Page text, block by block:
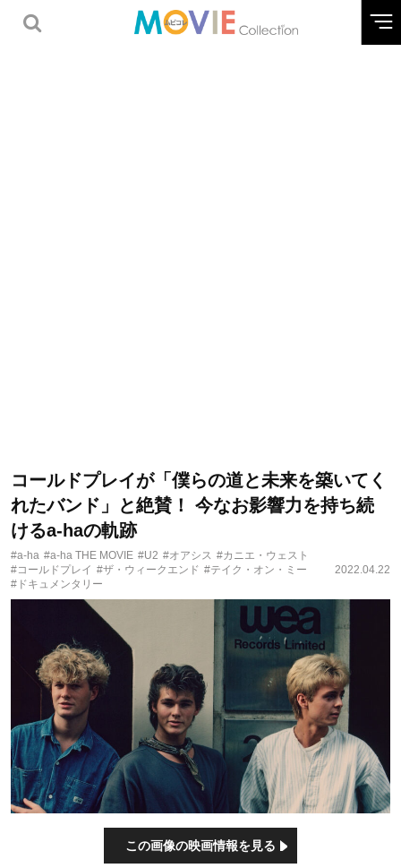
コールドプレイが「僕らの道と未来を築いてく
れたバンド」と絶賛！ 今なお影響力を持ち続
けるa-haの軌跡
#a-ha #a-ha THE MOVIE #U2 #オアシス #カニエ・ウェスト
#コールドプレイ #ザ・ウィークエンド #テイク・オン・ミー
#ドキュメンタリー
2022.04.22
この画像の映画情報を見る